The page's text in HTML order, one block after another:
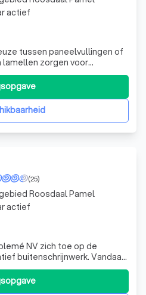
tussen paneelvullingen of
lamellen zorgen voor
onze paneelvullingen uw
We bieden ook combinaties
beslag kunnen uw luiken
of geope
actief
(25)
NV zich toe op de
buitenschrijnwerk. Vandaag
en kunt u bij ons terecht
veranda’s, rolluiken,
Roosdaal Pamel
actief